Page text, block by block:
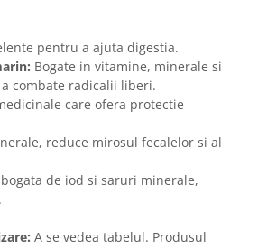
pentru a ajuta digestia.
Bogate in vitamine, minerale si
combate radicalii liberi.
care ofera protectie
reduce mirosul fecalelor si al
de iod si saruri minerale,
A se vedea tabelul. Produsul